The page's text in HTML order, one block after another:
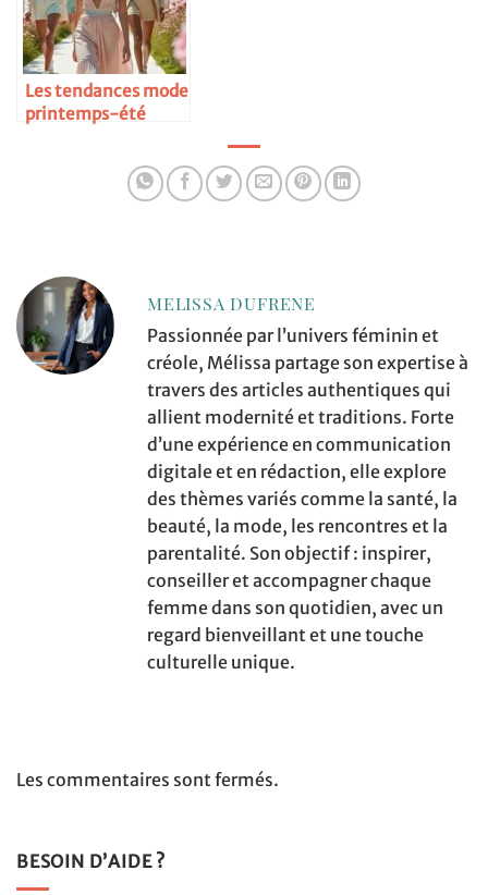
Les tendances mode
printemps-été
MELISSA DUFRENE
Passionnée par l’univers féminin et
créole, Mélissa partage son expertise à
travers des articles authentiques qui
allient modernité et traditions. Forte
d’une expérience en communication
digitale et en rédaction, elle explore
des thèmes variés comme la santé, la
beauté, la mode, les rencontres et la
parentalité. Son objectif : inspirer,
conseiller et accompagner chaque
femme dans son quotidien, avec un
regard bienveillant et une touche
culturelle unique.
Les commentaires sont fermés.
BESOIN D’AIDE ?